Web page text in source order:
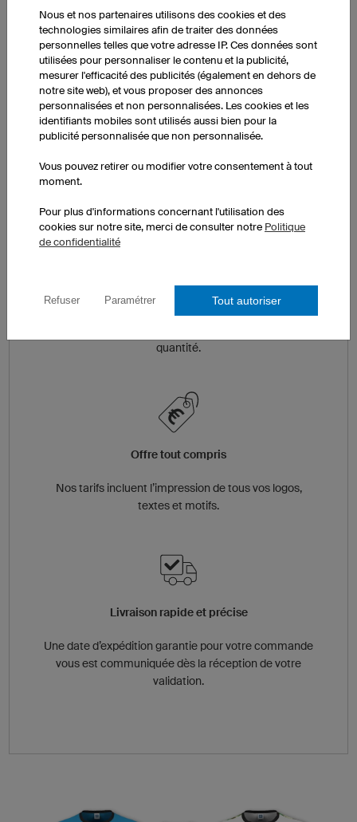
noms individuels sont imprimés
sans surcoût sur vos maillots
Configurateur 3D
quantité.
Offre tout compris
Nos tarifs incluent l’impression de tous vos logos,
textes et motifs.
Livraison rapide et précise
Une date d’expédition garantie pour votre commande
vous est communiquée dès la réception de votre
validation.
Nous et nos partenaires utilisons des cookies et des
technologies similaires afin de traiter des données
personnelles telles que votre adresse IP. Ces données sont
utilisées pour personnaliser le contenu et la publicité,
mesurer l'efficacité des publicités (également en dehors de
notre site web), et vous proposer des annonces
personnalisées et non personnalisées. Les cookies et les
identifiants mobiles sont utilisés aussi bien pour la
publicité personnalisée que non personnalisée.
Vous pouvez retirer ou modifier votre consentement à tout
moment.
Pour plus d'informations concernant l'utilisation des
cookies sur notre site, merci de consulter notre Politique
de confidentialité
Refuser Paramétrer Tout autoriser